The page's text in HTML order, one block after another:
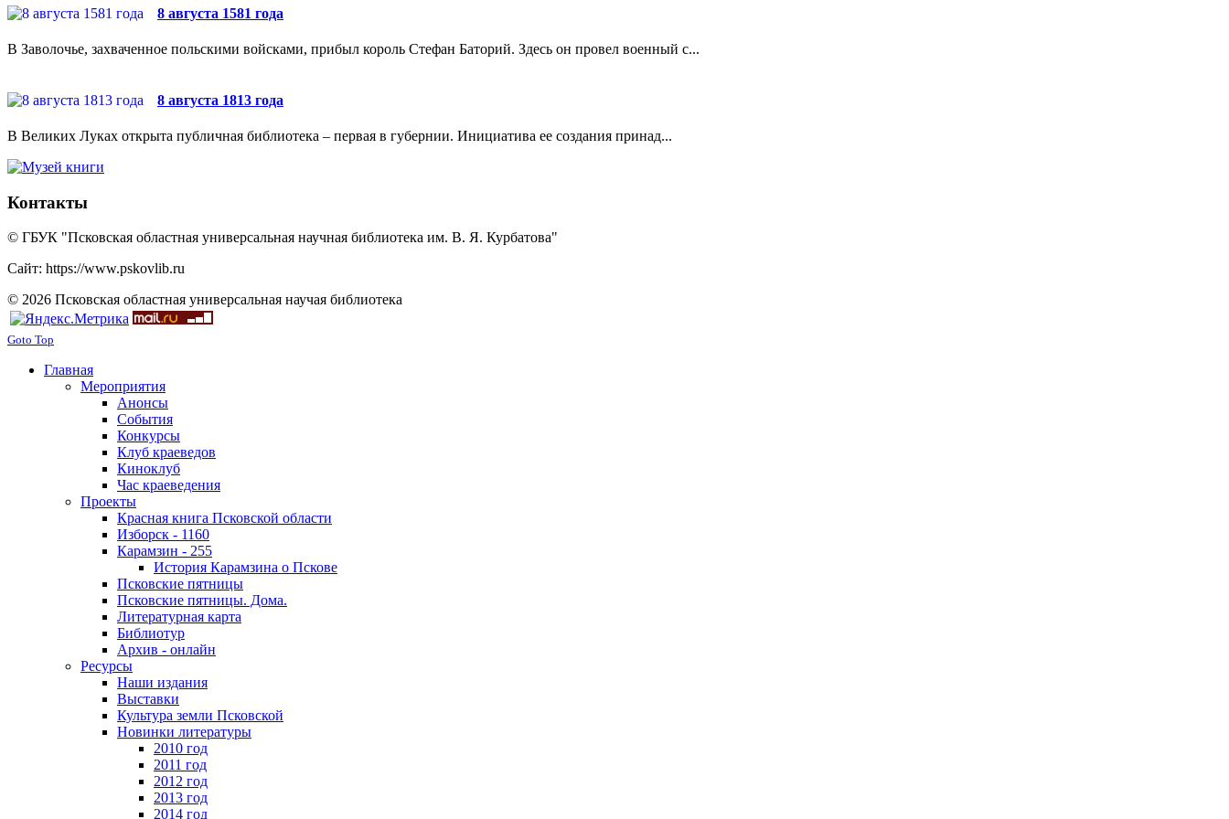
8 августа 1581 года
В Заволочье, захваченное польскими войсками, прибыл король Стефан Баторий. Здесь он провел военный с...
8 августа 1813 года
В Великих Луках открыта публичная библиотека – первая в губернии. Инициатива ее создания принад...
Контакты
© ГБУК "Псковская областная универсальная научная библиотека им. В. Я. Курбатова"
Сайт: https://www.pskovlib.ru
© 2026 Псковская областная универсальная научая библиотека
Goto Top
Главная
Мероприятия
Анонсы
События
Конкурсы
Клуб краеведов
Киноклуб
Час краеведения
Проекты
Красная книга Псковской области
Изборск - 1160
Карамзин - 255
История Карамзина о Пскове
Псковские пятницы
Псковские пятницы. Дома.
Литературная карта
Библиотур
Архив - онлайн
Ресурсы
Наши издания
Выставки
Культура земли Псковской
Новинки литературы
2010 год
2011 год
2012 год
2013 год
2014 год